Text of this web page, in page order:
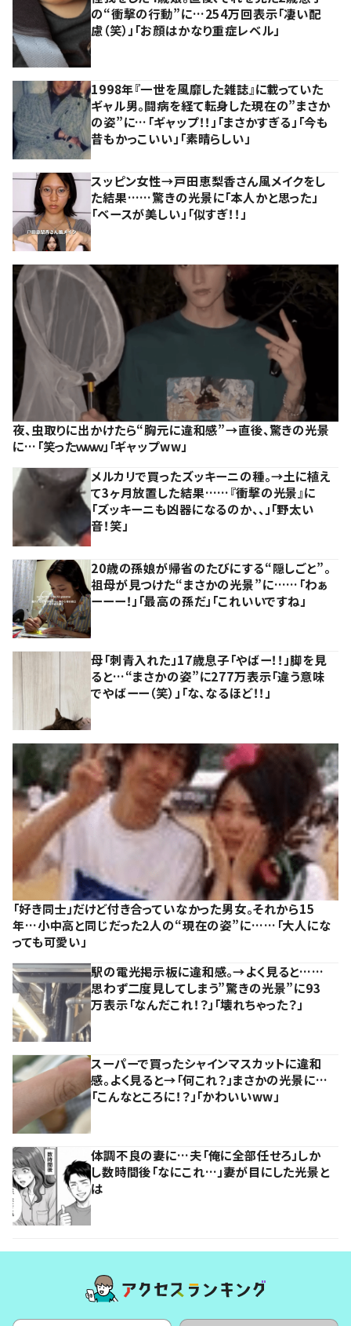
の“衝撃の行動”に…254万回表示「凄い配
慮（笑）」「お顔はかなり重症レベル」
1998年『一世を風靡した雑誌』に載っていた
ギャル男。闘病を経て転身した現在の”まさか
の姿”に…「ギャップ！！」「まさかすぎる」「今も
昔もかっこいい」「素晴らしい」
スッピン女性→戸田恵梨香さん風メイクをし
た結果……驚きの光景に「本人かと思った」
「ベースが美しい」「似すぎ！！」
夜、虫取りに出かけたら“胸元に違和感”→直後、驚きの光景
に…「笑ったｗｗｗ」「ギャップww」
メルカリで買ったズッキーニの種。→土に植え
て3ヶ月放置した結果……『衝撃の光景』に
「ズッキーニも凶器になるのか、、」「野太い
音！笑」
20歳の孫娘が帰省のたびにする“隠しごと”。
祖母が見つけた“まさかの光景”に……「わぁ
ーーー！」「最高の孫だ」「これいいですね」
母「刺青入れた」17歳息子「やばー！！」脚を見
ると…“まさかの姿”に277万表示「違う意味
でやばーー（笑）」「な、なるほど！！」
「好き同士」だけど付き合っていなかった男女。それから15
年…小中高と同じだった2人の“現在の姿”に……「大人にな
っても可愛い」
駅の電光掲示板に違和感。→よく見ると……
思わず二度見してしまう”驚きの光景”に93
万表示「なんだこれ！？」「壊れちゃった？」
スーパーで買ったシャインマスカットに違和
感。よく見ると→「何これ？」まさかの光景に…
「こんなところに！？」「かわいいww」
体調不良の妻に…夫「俺に全部任せろ」しか
し数時間後「なにこれ…」妻が目にした光景と
は